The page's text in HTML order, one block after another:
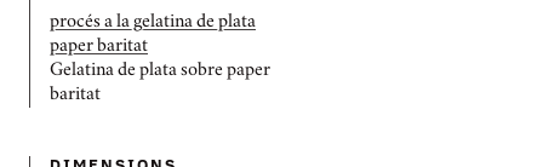
procés a la gelatina de plata
paper baritat
Gelatina de plata sobre paper
baritat